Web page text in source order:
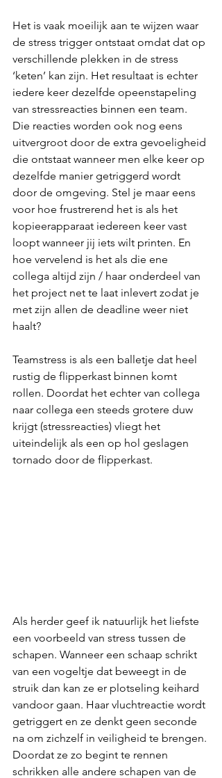
Het is vaak moeilijk aan te wijzen waar
de stress trigger ontstaat omdat dat op
verschillende plekken in de stress
‘keten’ kan zijn. Het resultaat is echter
iedere keer dezelfde opeenstapeling
van stressreacties binnen een team.
Die reacties worden ook nog eens
uitvergroot door de extra gevoeligheid
die ontstaat wanneer men elke keer op
dezelfde manier getriggerd wordt
door de omgeving. Stel je maar eens
voor hoe frustrerend het is als het
kopieerapparaat iedereen keer vast
loopt wanneer jij iets wilt printen. En
hoe vervelend is het als die ene
collega altijd zijn / haar onderdeel van
het project net te laat inlevert zodat je
met zijn allen de deadline weer niet
haalt?
Teamstress is als een balletje dat heel
rustig de flipperkast binnen komt
rollen. Doordat het echter van collega
naar collega een steeds grotere duw
krijgt (stressreacties) vliegt het
uiteindelijk als een op hol geslagen
tornado door de flipperkast.
Als herder geef ik natuurlijk het liefste
een voorbeeld van stress tussen de
schapen. Wanneer een schaap schrikt
van een vogeltje dat beweegt in de
struik dan kan ze er plotseling keihard
vandoor gaan. Haar vluchtreactie wordt
getriggert en ze denkt geen seconde
na om zichzelf in veiligheid te brengen.
Doordat ze zo begint te rennen
schrikken alle andere schapen van de